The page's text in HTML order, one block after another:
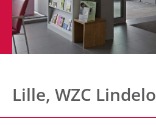
Lille, WZC Lindelo